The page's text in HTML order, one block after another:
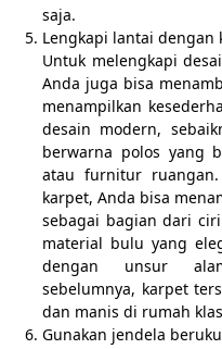
saja.
Lengkapi lantai dengan
Untuk melengkapi
Anda juga bisa
menampilkan
desain modern,
berwarna polos yang
atau furnitur
karpet, Anda bisa
sebagai bagian dari
material bulu yang
dengan unsur
sebelumnya, karpet
dan manis di rumah
Gunakan jendela